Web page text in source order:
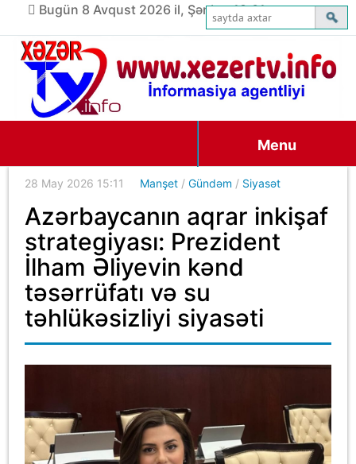
Bugün 8 Avqust 2026 il, Şənbə, 18:01
Menu
28 May 2026 15:11 Manşet /Gündəm / Siyasət
Azərbaycanın aqrar inkişaf
strategiyası: Prezident
İlham Əliyevin kənd
təsərrüfatı və su
təhlükəsizliyi siyasəti